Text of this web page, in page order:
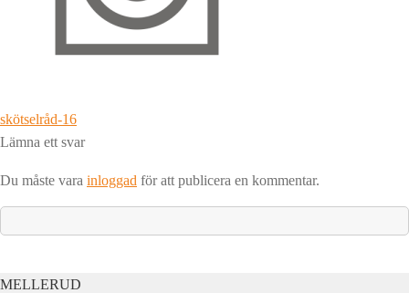
Inläggsnavigering
Föregående
inlägg:
skötselråd-16
Lämna ett svar
Du måste vara inloggad för att publicera en kommentar.
MELLERUD